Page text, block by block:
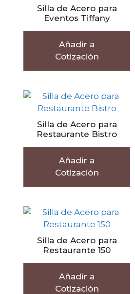
Silla de Acero para
Eventos Tiffany
Añadir a
Cotización
Silla de Acero para
Restaurante Bistro
Añadir a
Cotización
Silla de Acero para
Restaurante 150
Añadir a
Cotización